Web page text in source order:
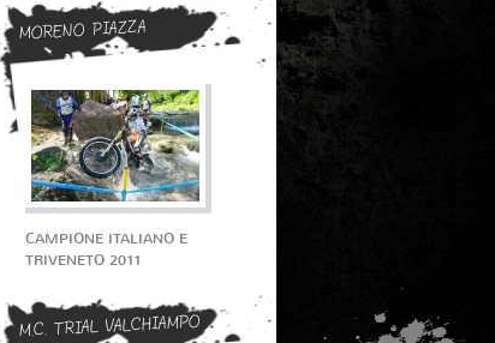
MORENO PIAZZA
CAMPIONE ITALIANO E
TRIVENETO 2011
M.C. TRIAL VALCHIAMPO